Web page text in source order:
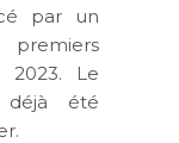
par un
premiers
Le
été